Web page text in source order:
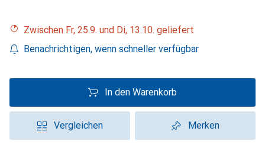
Zwischen Fr, 25.9. und Di, 13.10. geliefert
Benachrichtigen, wenn schneller verfügbar
In den Warenkorb
Vergleichen Merken